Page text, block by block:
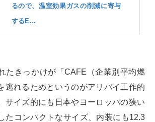
るので、温室効果ガスの削減に寄与
するE…
たきっかけが「CAFE（企業別平均燃
逃れるためというのがアリバイ工作的
サイズ的にも日本やヨーロッパの狭い
たコンパクトなサイズ、内装にも12.3